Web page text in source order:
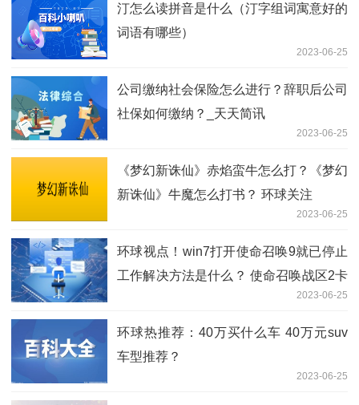
汀怎么读拼音是什么（汀字组词寓意好的
词语有哪些）
2023-06-25
公司缴纳社会保险怎么进行？辞职后公司
社保如何缴纳？_天天简讯
2023-06-25
《梦幻新诛仙》赤焰蛮牛怎么打？《梦幻
新诛仙》牛魔怎么打书？ 环球关注
2023-06-25
环球视点！win7打开使命召唤9就已停止
工作解决方法是什么？ 使命召唤战区2卡
2023-06-25
环球热推荐：40万买什么车 40万元suv
车型推荐？
2023-06-25